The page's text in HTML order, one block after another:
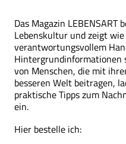
Das Magazin
Lebenskultur und zeigt
verantwortungsvollem
Hintergrundinformationen
von Menschen, die mit
besseren Welt beitragen,
praktische Tipps zum
ein.
Hier bestelle ich: